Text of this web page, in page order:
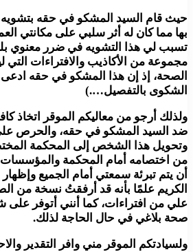
حيث قام السيد المشكو في حقه
بها مما كان له أثر سلبي على مكانتي
تسبب لي هذا التشويه في ضرر معنوي
مجموعة من الأكاذيب والافتراءات
الصحة، إذ إن هذا المشكو في حقه
الشكوى بالتفصيل….)
ولذلك أرجو من معاليكم الموقر اتخاذ
ضد السيد المشكو في حقه، والحرص على
وتحويل هذا الشخص إلى المحكمة
من اختصامه أمام المحكمة
أن يتم تبرئة سمعتي أمام الجميع
الكريم علمًا بأنه قد أرفقتُ نسخة من
علي من افتراءات، كما أنني أتوفر على
صحة بلاغي في حال الحاجة لذلك.
ولسيادتكم الموقر مني وافر التقدير